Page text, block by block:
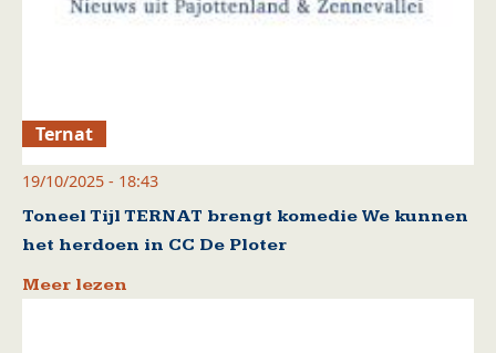
Ternat
19/10/2025 - 18:43
Toneel Tijl TERNAT brengt komedie We kunnen
het herdoen in CC De Ploter
Meer lezen